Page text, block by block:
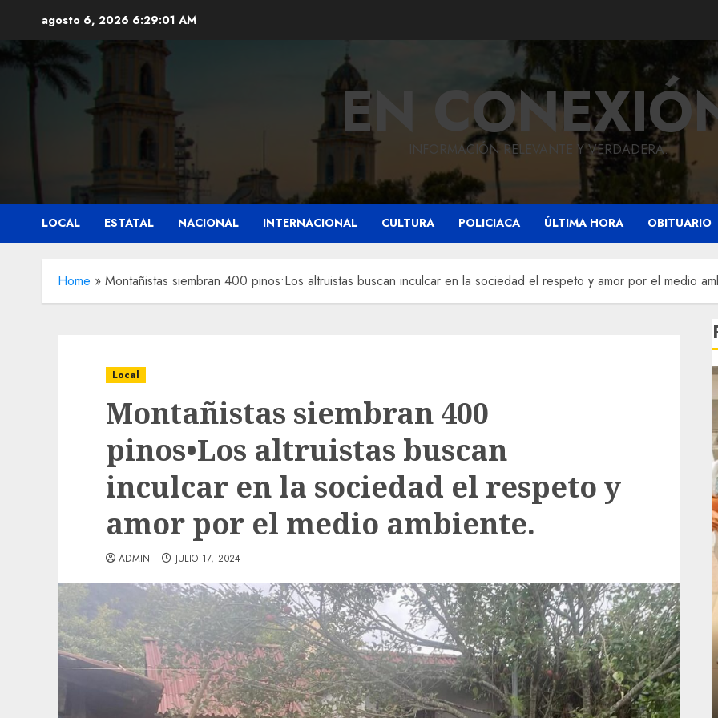
contenido
agosto 6, 2026 6:29:03 AM
ENINFORMACIÓN RELEVANTE Y VERDADERA.
LOCAL ESTATAL NACIONAL INTERNACIONAL CULTURA POLICIACA ÚLTIMA HORA OBITUARIO
Home » Montañistas siembran 400 pinos•Los altruistas buscan inculcar en la sociedad el respeto y amor por el medio
Local
Montañistas siembran 400
pinos•Los altruistas buscan
inculcar en la sociedad el respeto y
amor por el medio ambiente.
ADMIN JULIO 17, 2024
Local
Obra de pavimentación de San Marcial será
mejorada. Interviene CASF
JULIO 27, 2026 0
Local
Reviven la historia de Fortín, con exposición
de la cronista Minerva Salas.
ADMIN JULIO 31, 2026 0